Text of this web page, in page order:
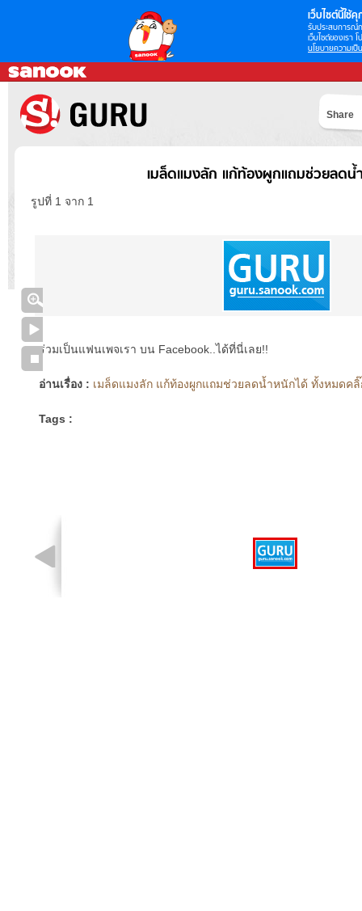
เว็บไซต์นี้ใช้คุ
รับประสบการณ์
เว็บไซต์ของเรา
นโยบายความเป็
Share
เมล็ดแมงลัก แก้ท้องผูกแถมช่วยลดน้
รูปที่ 1 จาก 1
ร่วมเป็นแฟนเพจเรา บน Facebook..ได้ที่นี่เลย!!
อ่านเรื่อง : เมล็ดแมงลัก แก้ท้องผูกแถมช่วยลดน้ำหนักได้ ทั้งหมดคลิ๊
Tags :